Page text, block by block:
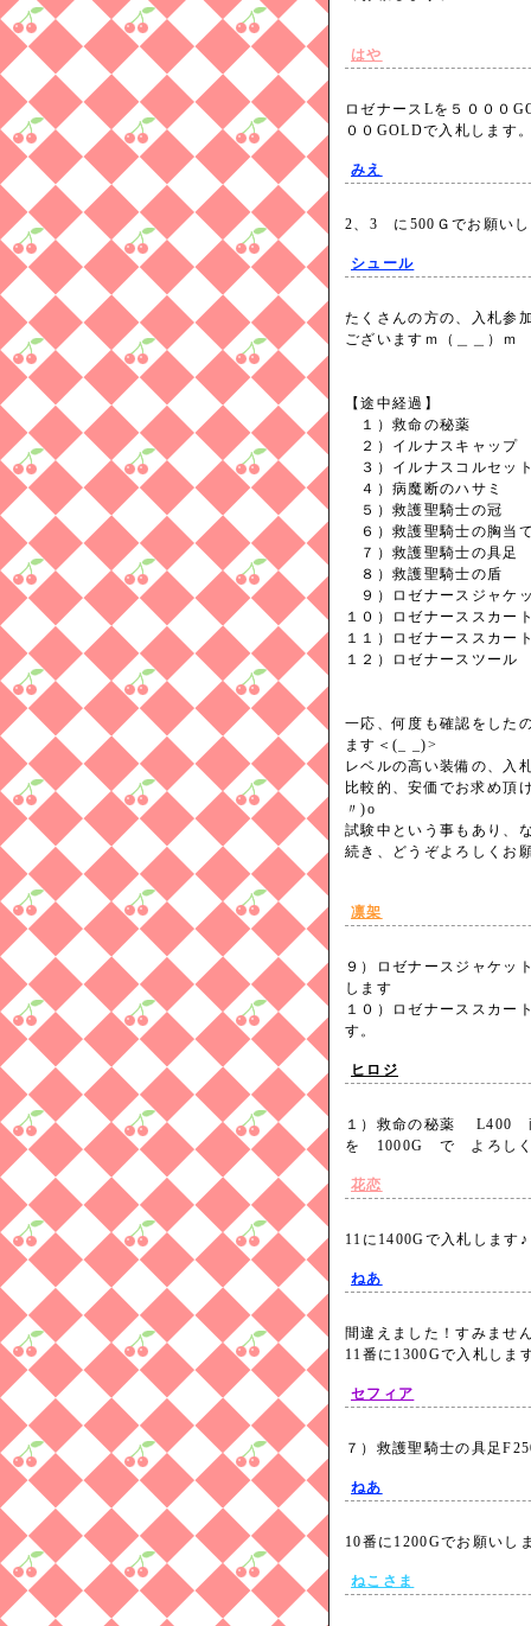
はや
ロゼナースLを５０００
００GOLDで入札しま
みえ
2、3 に500Ｇでお願い
シュール
たくさんの方の、入札参
ございますｍ（＿＿）ｍ
【途中経過】
１）救命の秘
２）イルナスキャ
３）イルナスコル
４）病魔断のハ
５）救護聖騎士の
６）救護聖騎士
７）救護聖騎士の
８）救護聖騎
９）ロゼナースジ
１０）ロゼナースス
１１）ロゼナースス
１２）ロゼナース
一応、何度も確認をした
ます＜(_ _)>
レベルの高い装備の、入
比較的、安価でお求め頂
〃)o
試験中という事もあり、
続き、どうぞよろしく
凛架
９）ロゼナースジャケ
します
１０）ロゼナーススカ
す。
ヒロジ
１）救命の秘薬 L400
を 1000G で よろし
花恋
11に1400Gで入札しま
ねあ
間違えました！すみませ
11番に1300Gで入札し
セフィア
７）救護聖騎士の具足
ねあ
10番に1200Gでお願い
ねこさま